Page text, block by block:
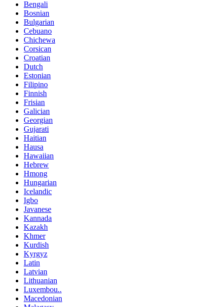
Bengali
Bosnian
Bulgarian
Cebuano
Chichewa
Corsican
Croatian
Dutch
Estonian
Filipino
Finnish
Frisian
Galician
Georgian
Gujarati
Haitian
Hausa
Hawaiian
Hebrew
Hmong
Hungarian
Icelandic
Igbo
Javanese
Kannada
Kazakh
Khmer
Kurdish
Kyrgyz
Latin
Latvian
Lithuanian
Luxembou..
Macedonian